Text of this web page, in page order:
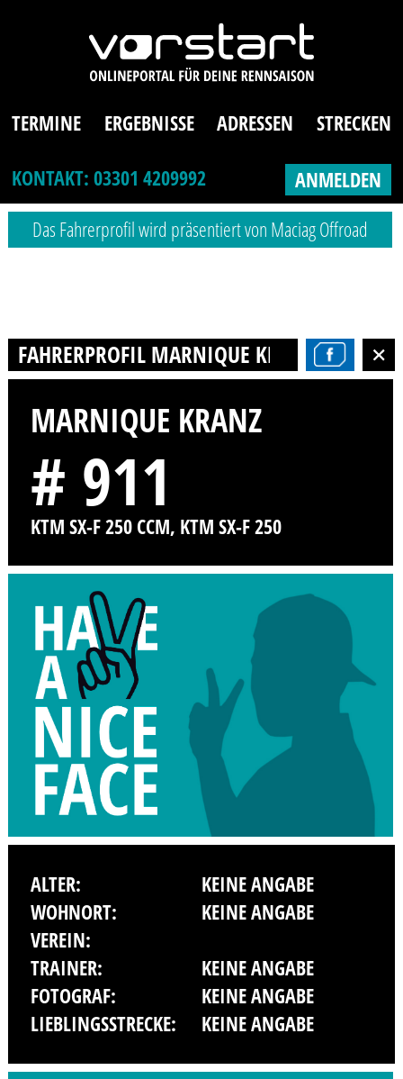
TERMINE ERGEBNISSE ADRESSEN
STRECKEN
KONTAKT: 03301 4209992
ANMELDEN
Das Fahrerprofil wird präsentiert von Maciag Offroad
FAHRERPROFIL MARNIQUE KRANZ
MARNIQUE KRANZ
# 911
KTM SX-F 250 CCM, KTM SX-F 250
ALTER:
KEINE ANGABE
WOHNORT:
KEINE ANGABE
VEREIN:
TRAINER:
KEINE ANGABE
FOTOGRAF:
KEINE ANGABE
LIEBLINGSSTRECKE:
KEINE ANGABE